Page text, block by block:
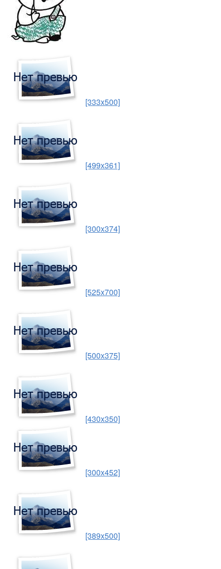
[333x500]
[499x361]
[300x374]
[525x700]
[500x375]
[430x350]
[300x452]
[389x500]